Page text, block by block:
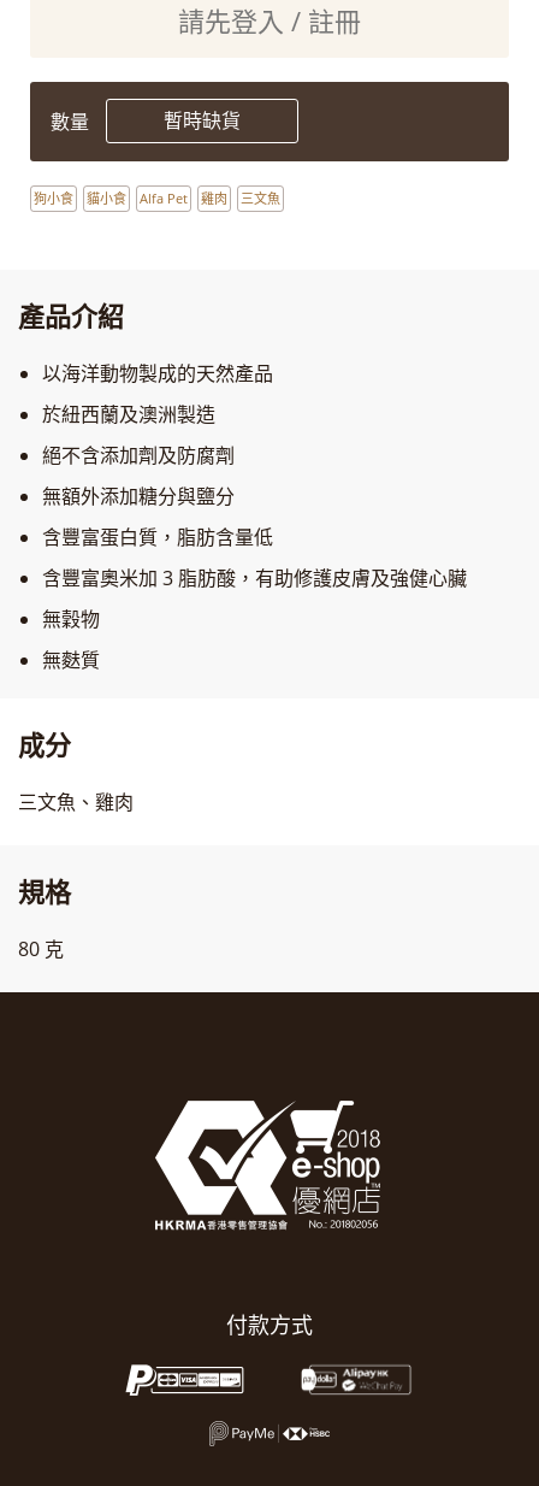
請先登入 / 註冊
數量 暫時缺貨
狗小食 貓小食 Alfa Pet 雞肉 三文魚
產品介紹
以海洋動物製成的天然產品
於紐西蘭及澳洲製造
絕不含添加劑及防腐劑
無額外添加糖分與鹽分
含豐富蛋白質，脂肪含量低
含豐富奧米加 3 脂肪酸，有助修護皮膚及強健心臟
無穀物
無麩質
成分
三文魚、雞肉
規格
80 克
付款方式